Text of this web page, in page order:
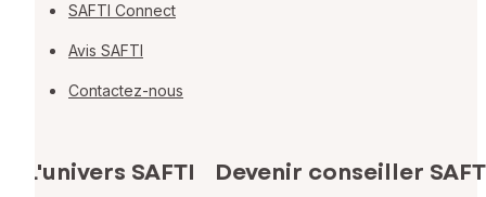
SAFTI Connect
Avis SAFTI
Contactez-nous
L'univers SAFTI Devenir conseiller